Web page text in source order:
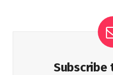
Subscribe